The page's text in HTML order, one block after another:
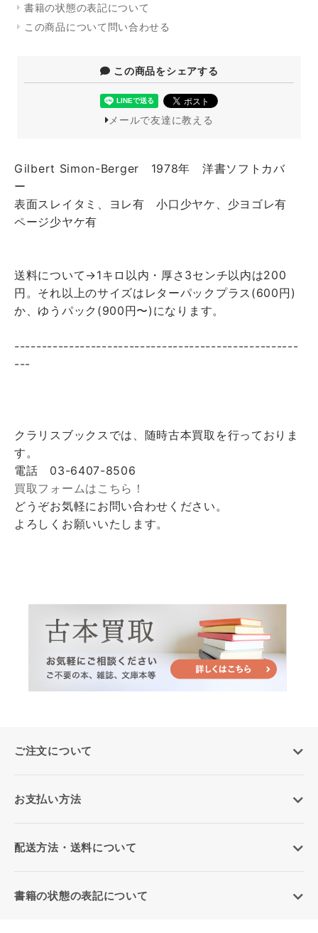
書籍の状態の表記について
この商品について問い合わせる
この商品をシェアする
メールで友達に教える
Gilbert Simon-Berger 1978年 洋書ソフトカバ
ー
表面スレイタミ、ヨレ有 小口少ヤケ、少ヨゴレ有
ページ少ヤケ有
送料について→1キロ以内・厚さ3センチ以内は200
円。それ以上のサイズはレターパックプラス(600円)
か、ゆうパック(900円〜)になります。
----------------------------------------------------
---
クラリスブックスでは、随時古本買取を行っておりま
す。
電話 03-6407-8506
買取フォームはこちら！
どうぞお気軽にお問い合わせください。
よろしくお願いいたします。
ご注文について
お支払い方法
配送方法・送料について
書籍の状態の表記について